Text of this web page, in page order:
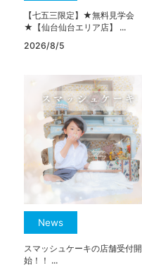
【七五三限定】★無料見学会
★【仙台仙台エリア店】 ...
2026/8/5
News
スマッシュケーキの店舗受付開
始！！ ...